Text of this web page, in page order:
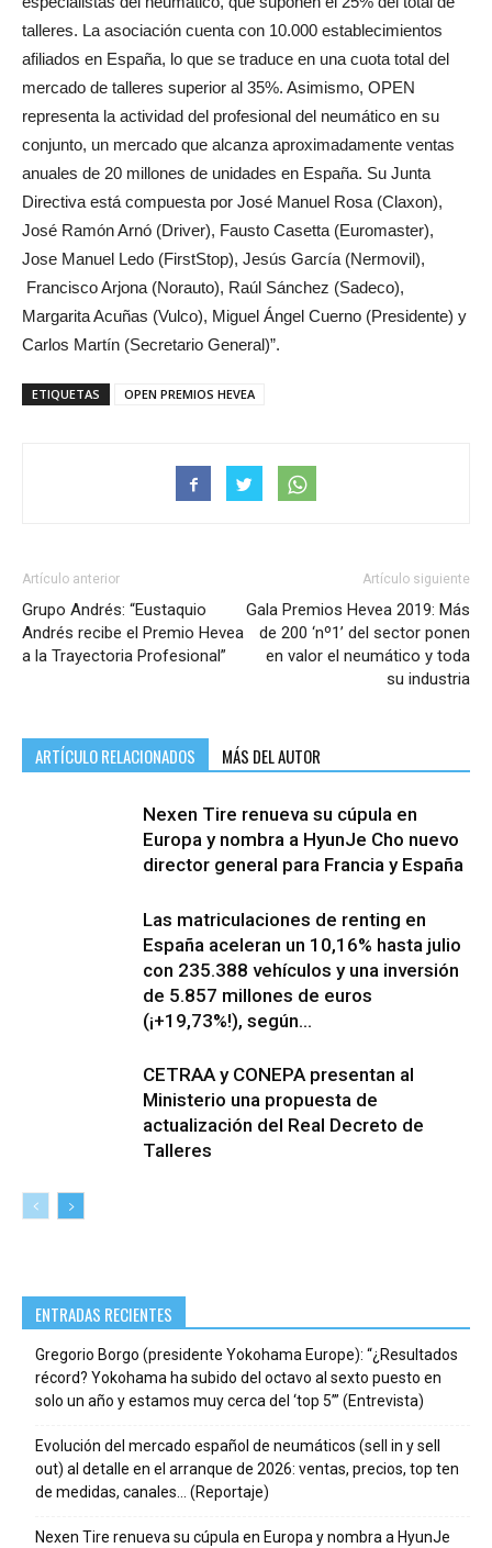
talleres. La asociación cuenta con 10.000 establecimientos
afiliados en España, lo que se traduce en una cuota total del
mercado de talleres superior al 35%. Asimismo, OPEN
representa la actividad del profesional del neumático en su
conjunto, un mercado que alcanza aproximadamente ventas
anuales de 20 millones de unidades en España. Su Junta
Directiva está compuesta por José Manuel Rosa (Claxon),
José Ramón Arnó (Driver), Fausto Casetta (Euromaster),
Jose Manuel Ledo (FirstStop), Jesús García (Nermovil),
Francisco Arjona (Norauto), Raúl Sánchez (Sadeco),
Margarita Acuñas (Vulco), Miguel Ángel Cuerno (Presidente) y
Carlos Martín (Secretario General)”.
ETIQUETAS OPEN PREMIOS HEVEA
Artículo anterior
Grupo Andrés: “Eustaquio
Andrés recibe el Premio Hevea
a la Trayectoria Profesional”
Artículo siguiente
Gala Premios Hevea 2019: Más
de 200 ‘nº1’ del sector ponen
en valor el neumático y toda
su industria
ARTÍCULO RELACIONADOS MÁS DEL AUTOR
Nexen Tire renueva su cúpula en
Europa y nombra a HyunJe Cho nuevo
director general para Francia y España
Las matriculaciones de renting en
España aceleran un 10,16% hasta julio
con 235.388 vehículos y una inversión
de 5.857 millones de euros
(¡+19,73%!), según...
CETRAA y CONEPA presentan al
Ministerio una propuesta de
actualización del Real Decreto de
Talleres
ENTRADAS RECIENTES
Gregorio Borgo (presidente Yokohama Europe): “¿Resultados
récord? Yokohama ha subido del octavo al sexto puesto en
solo un año y estamos muy cerca del ‘top 5’” (Entrevista)
Evolución del mercado español de neumáticos (sell in y sell
out) al detalle en el arranque de 2026: ventas, precios, top ten
de medidas, canales… (Reportaje)
Nexen Tire renueva su cúpula en Europa y nombra a HyunJe